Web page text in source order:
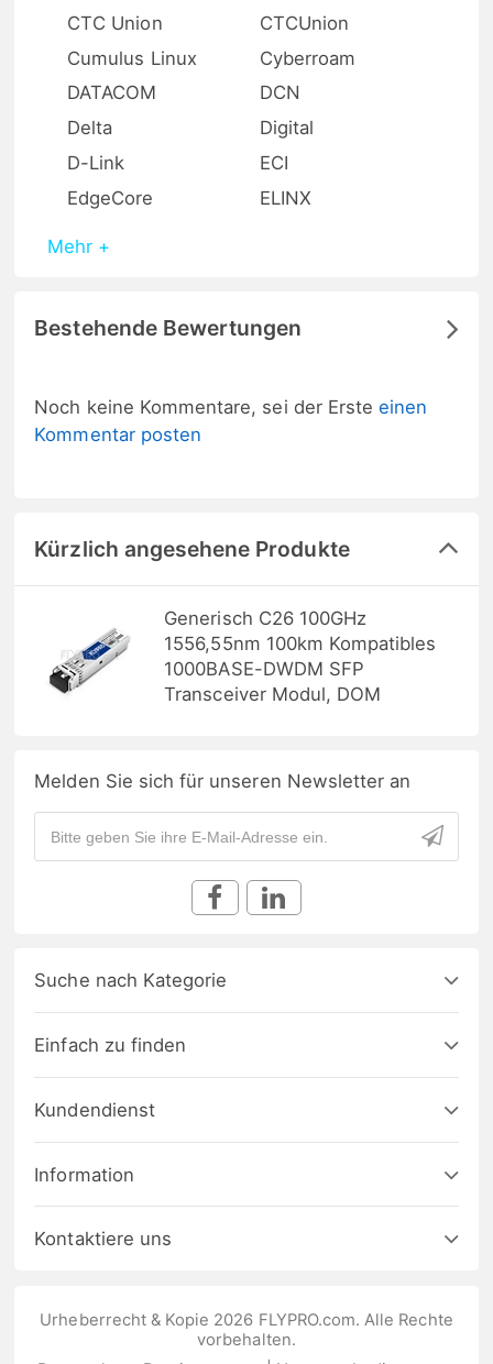
CTC Union
CTCUnion
Cumulus Linux
Cyberroam
DATACOM
DCN
Delta
Digital
D-Link
ECI
EdgeCore
ELINX
Mehr +
Bestehende Bewertungen
Noch keine Kommentare, sei der Ersteeinen
Kommentar posten
Kürzlich angesehene Produkte
Generisch C26 100GHz
1556,55nm 100km Kompatibles
1000BASE-DWDM SFP
Transceiver Modul, DOM
Melden Sie sich für unseren Newsletter an
Suche nach Kategorie
Einfach zu finden
Kundendienst
Information
Kontaktiere uns
Urheberrecht & Kopie 2026 FLYPRO.com. Alle Rechte
vorbehalten.